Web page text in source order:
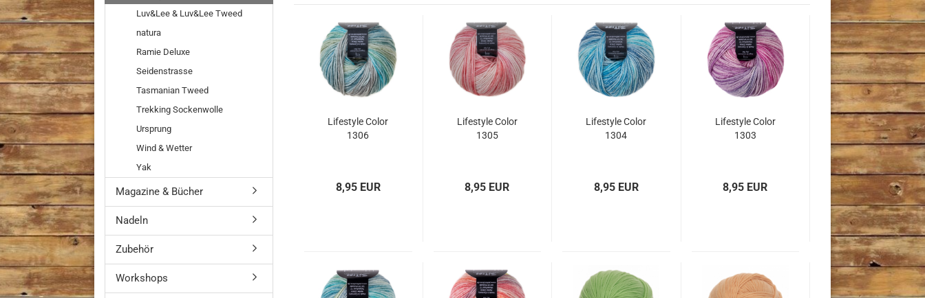
Lifestyle Color
1306
8,95 EUR
Lifestyle Color
1305
8,95 EUR
Lifestyle Color
1304
8,95 EUR
Lifestyle Color
1303
8,95 EUR
Luv&Lee & Luv&Lee Tweed
natura
Ramie Deluxe
Seidenstrasse
Tasmanian Tweed
Trekking Sockenwolle
Ursprung
Wind & Wetter
Yak
Magazine & Bücher
Nadeln
Zubehör
Workshops